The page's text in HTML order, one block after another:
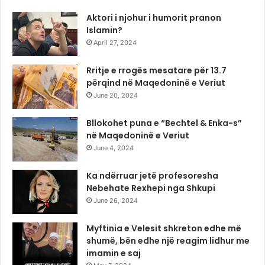
Aktori i njohur i humorit pranon
Islamin?
April 27, 2024
Rritje e rrogës mesatare për 13.7
përqind në Maqedoninë e Veriut
June 20, 2024
Bllokohet puna e “Bechtel & Enka-s”
në Maqedoninë e Veriut
June 4, 2024
Ka ndërruar jetë profesoresha
Nebehate Rexhepi nga Shkupi
June 26, 2024
Myftinia e Velesit shkreton edhe më
shumë, bën edhe një reagim lidhur me
imamin e saj